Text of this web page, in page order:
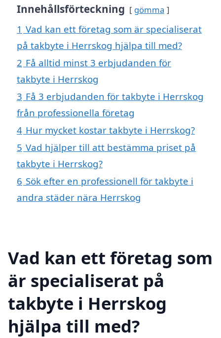
Innehållsförteckning gömma
1 Vad kan ett företag som är specialiserat
på takbyte i Herrskog hjälpa till med?
2 Få alltid minst 3 erbjudanden för
takbyte i Herrskog
3 Få 3 erbjudanden för takbyte i Herrskog
från professionella företag
4 Hur mycket kostar takbyte i Herrskog?
5 Vad hjälper till att bestämma priset på
takbyte i Herrskog?
6 Sök efter en professionell för takbyte i
andra städer nära Herrskog
Vad kan ett företag som
är specialiserat på
takbyte i Herrskog
hjälpa till med?